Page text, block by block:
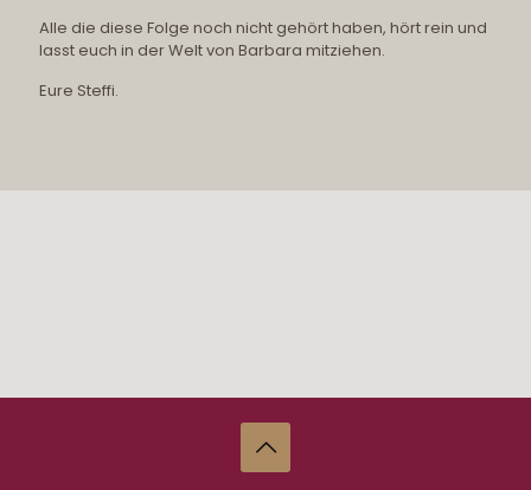
Alle die diese Folge noch nicht gehört haben, hört rein und
lasst euch in der Welt von Barbara mitziehen.
Eure Steffi.